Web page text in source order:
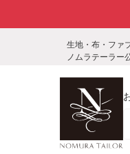
生地・布・ファ
ノムラテーラー